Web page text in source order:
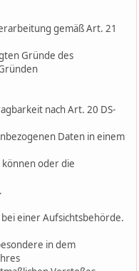
gemäß Art. 21
Gründe des
nach Art. 20 DS-
Daten in einem
oder die
einer Aufsichtsbehörde.
in dem